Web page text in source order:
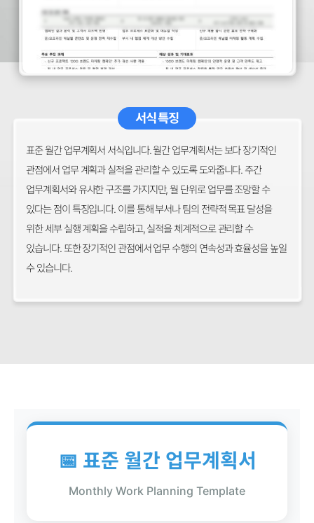
서식 특징
표준 월간 업무계획서 서식입니다. 월간 업무계획서는 보다 장기적인
관점에서 업무 계획과 실적을 관리할 수 있도록 도와줍니다. 주간
업무계획서와 유사한 구조를 가지지만, 월 단위로 업무를 조망할 수
있다는 점이 특징입니다. 이를 통해 부서나 팀의 전략적 목표 달성을
위한 세부 실행 계획을 수립하고, 실적을 체계적으로 관리할 수
있습니다. 또한 장기적인 관점에서 업무 수행의 연속성과 효율성을 높일
수 있습니다.
📅 표준 월간 업무계획서
Monthly Work Planning Template